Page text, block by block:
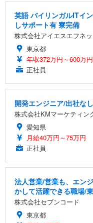
英語 バイリンガルITイ
しサポート有 寮完備
株式会社アイエスエフネッ
東京都
年収372万円～600万円
正社員
開発エンジニア/出社な
株式会社KMマーケティン
愛知県
月給40万円～75万円
正社員
法人営業/営業も、エン
かして活躍できる職場/
株式会社セブンコード
東京都